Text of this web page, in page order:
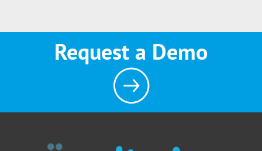
Request a Demo